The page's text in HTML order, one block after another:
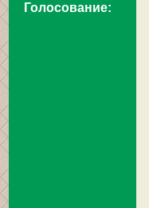
Голосование: